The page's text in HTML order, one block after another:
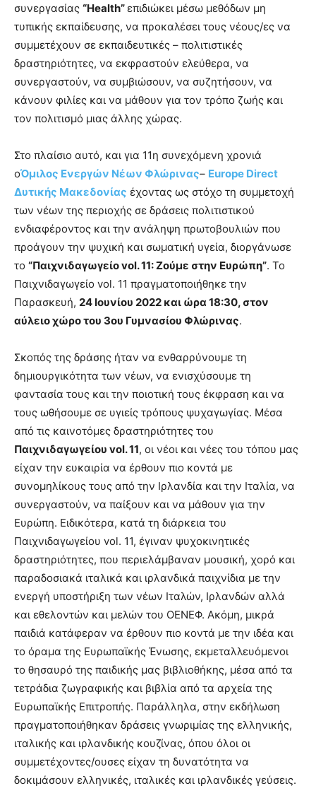
συνεργασίας “Health”επιδιώκει μέσω μεθόδων μη
τυπικής εκπαίδευσης, να προκαλέσει τους νέους/ες να
συμμετέχουν σε εκπαιδευτικές – πολιτιστικές
δραστηριότητες, να εκφραστούν ελεύθερα, να
συνεργαστούν, να συμβιώσουν, να συζητήσουν, να
κάνουν φιλίες και να μάθουν για τον τρόπο ζωής και
τον πολιτισμό μιας άλλης χώρας.
Στο πλαίσιο αυτό, και για 11η συνεχόμενη χρονιά
οΌμιλος Ενεργών Νέων Φλώρινας– Europe Direct
Δυτικής Μακεδονίας έχοντας ως στόχο τη συμμετοχή
των νέων της περιοχής σε δράσεις πολιτιστικού
ενδιαφέροντος και την ανάληψη πρωτοβουλιών που
προάγουν την ψυχική και σωματική υγεία, διοργάνωσε
το “Παιχνιδαγωγείο vol. 11: Ζούμε στην Ευρώπη”. Το
Παιχνιδαγωγείο vol. 11 πραγματοποιήθηκε την
Παρασκευή, 24 Ιουνίου 2022 και ώρα 18:30, στον
αύλειο χώρο του 3ου Γυμνασίου Φλώρινας.
Σκοπός της δράσης ήταν να ενθαρρύνουμε τη
δημιουργικότητα των νέων, να ενισχύσουμε τη
φαντασία τους και την ποιοτική τους έκφραση και να
τους ωθήσουμε σε υγιείς τρόπους ψυχαγωγίας. Μέσα
από τις καινοτόμες δραστηριότητες του
Παιχνιδαγωγείου vol. 11, οι νέοι και νέες του τόπου μας
είχαν την ευκαιρία να έρθουν πιο κοντά με
συνομηλίκους τους από την Ιρλανδία και την Ιταλία, να
συνεργαστούν, να παίξουν και να μάθουν για την
Ευρώπη. Ειδικότερα, κατά τη διάρκεια του
Παιχνιδαγωγείου vol. 11, έγιναν ψυχοκινητικές
δραστηριότητες, που περιελάμβαναν μουσική, χορό και
παραδοσιακά ιταλικά και ιρλανδικά παιχνίδια με την
ενεργή υποστήριξη των νέων Ιταλών, Ιρλανδών αλλά
και εθελοντών και μελών του ΟΕΝΕΦ. Ακόμη, μικρά
παιδιά κατάφεραν να έρθουν πιο κοντά με την ιδέα και
το όραμα της Ευρωπαϊκής Ένωσης, εκμεταλλευόμενοι
το θησαυρό της παιδικής μας βιβλιοθήκης, μέσα από τα
τετράδια ζωγραφικής και βιβλία από τα αρχεία της
Ευρωπαϊκής Επιτροπής. Παράλληλα, στην εκδήλωση
πραγματοποιήθηκαν δράσεις γνωριμίας της ελληνικής,
ιταλικής και ιρλανδικής κουζίνας, όπου όλοι οι
συμμετέχοντες/ουσες είχαν τη δυνατότητα να
δοκιμάσουν ελληνικές, ιταλικές και ιρλανδικές γεύσεις.